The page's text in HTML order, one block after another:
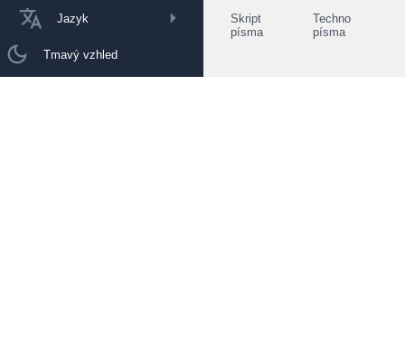
Jazyk
Tmavý vzhled
Skript
písma
Techno
písma